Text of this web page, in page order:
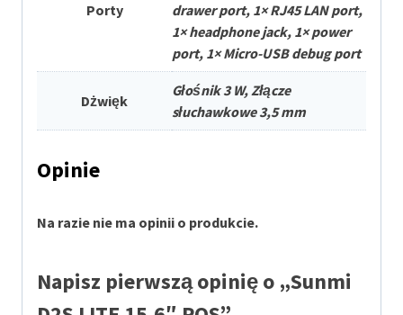
Porty
drawer port, 1× RJ45 LAN port,
1× headphone jack, 1× power
port, 1× Micro-USB debug port
Dżwięk
Głośnik 3 W, Złącze
słuchawkowe 3,5 mm
Opinie
Na razie nie ma opinii o produkcie.
Napisz pierwszą opinię o „Sunmi